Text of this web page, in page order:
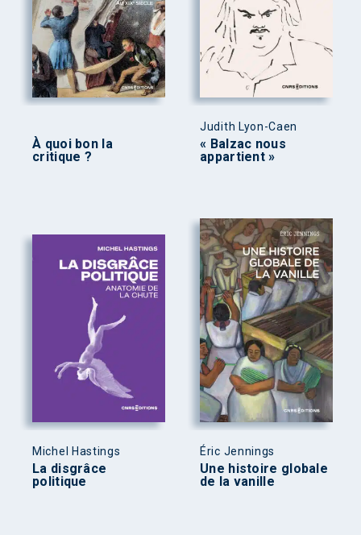
À quoi bon la
critique ?
Judith Lyon-Caen
« Balzac nous
appartient »
Michel Hastings
La disgrâce
politique
Éric Jennings
Une histoire globale
de la vanille